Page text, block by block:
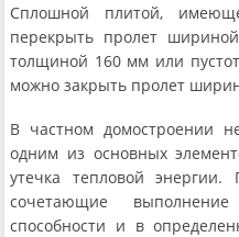
Сплошной плитой,
перекрыть пролет
толщиной 160 мм или
можно закрыть пролет
В частном домостроении
одним из основных
утечка тепловой
сочетающие
способности и в